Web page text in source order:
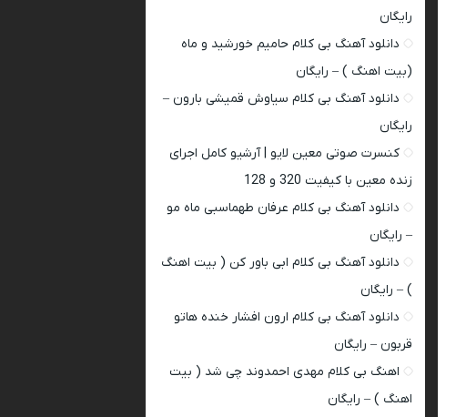
رایگان
دانلود آهنگ بی کلام حامیم خورشید و ماه
(بیت اهنگ ) – رایگان
دانلود آهنگ بی کلام سیاوش قمیشی بارون –
رایگان
کنسرت صوتی معین لایو | آرشیو کامل اجرای
زنده معین با کیفیت 320 و 128
دانلود آهنگ بی کلام عرفان طهماسبی ماه مو
– رایگان
دانلود آهنگ بی کلام ابی باور کن ( بیت اهنگ
) – رایگان
دانلود آهنگ بی کلام ارون افشار خنده هاتو
قربون – رایگان
اهنگ بی کلام مهدی احمدوند چی شد ( بیت
اهنگ ) – رایگان